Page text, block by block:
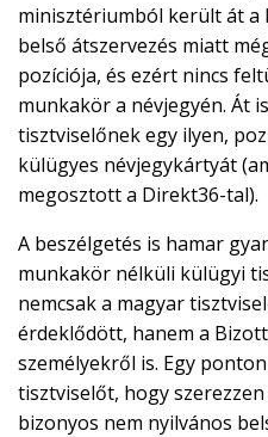
minisztériumból került át a
belső átszervezés miatt
pozíciója, és ezért nincs
munkakör a névjegyén. Át
tisztviselőnek egy ilyen,
külügyes névjegykártyát
megosztott a Direkt36-tal).
A beszélgetés is hamar
munkakör nélküli külügyi
nemcsak a magyar
érdeklődött, hanem a
személyekről is. Egy
tisztviselőt, hogy
bizonyos nem nyilvános